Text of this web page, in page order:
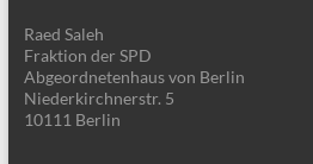
Raed Saleh
Fraktion der SPD
Abgeordnetenhaus von Berlin
Niederkirchnerstr. 5
10111 Berlin